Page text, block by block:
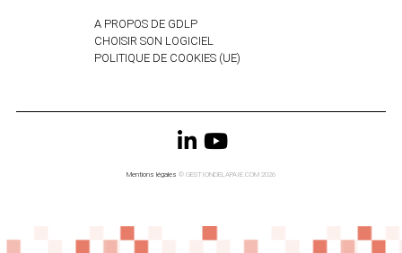
A PROPOS DE GDLP
CHOISIR SON LOGICIEL
POLITIQUE DE COOKIES (UE)
Mentions légales © GESTIONDELAPAIE.COM 2026